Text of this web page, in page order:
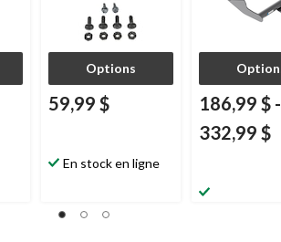
Options
59,99 $
En stock en ligne
186,99 $ -
332,99 $